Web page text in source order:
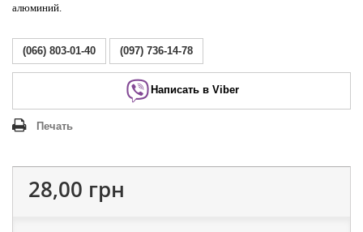
алюминий.
(066) 803-01-40 (097) 736-14-78
Написать в Viber
Печать
28,00 грн